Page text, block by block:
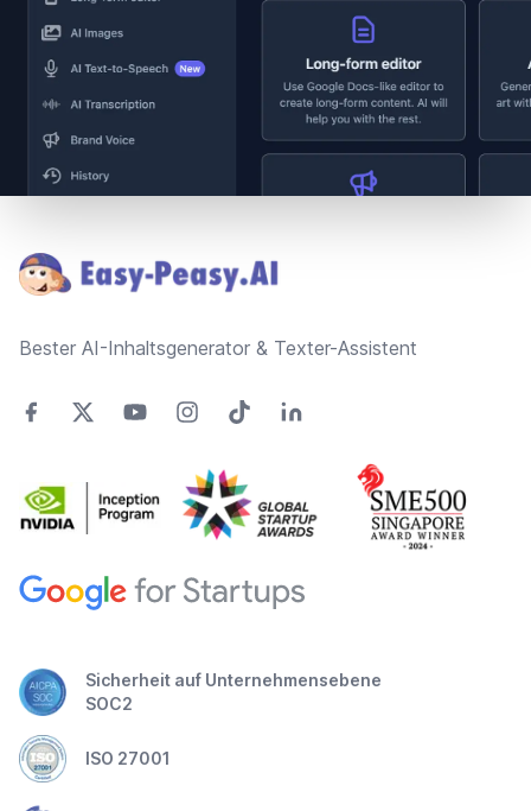
Bester AI-Inhaltsgenerator & Texter-Assistent
Sicherheit auf Unternehmensebene
SOC2
ISO 27001